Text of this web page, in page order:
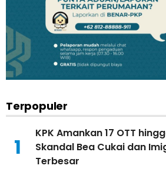
Terpopuler
1
KPK Amankan 17 OTT
Skandal Bea Cukai dan
Terbesar